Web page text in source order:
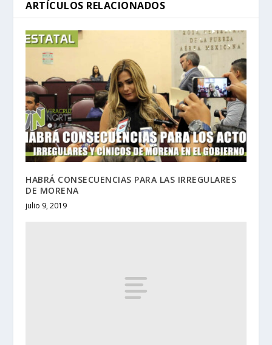
ARTÍCULOS RELACIONADOS
HABRÁ CONSECUENCIAS PARA LAS IRREGULARES
DE MORENA
julio 9, 2019